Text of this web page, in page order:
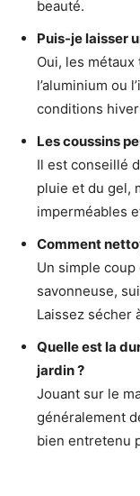
beauté.
Puis-je laisser
Oui, les
l’aluminium ou
conditions
Les coussins
Il est conseillé
pluie et du gel,
imperméables
Comment
Un simple coup
savonneuse,
Laissez sécher
Quelle est la
jardin ?
Jouant sur le
généralement
bien entretenu